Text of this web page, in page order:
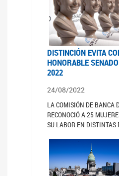
DISTINCIÓN EVITA
HONORABLE
2022
24/08/2022
LA COMISIÓN DE BANCA
RECONOCIÓ A 25
SU LABOR EN DISTINTAS